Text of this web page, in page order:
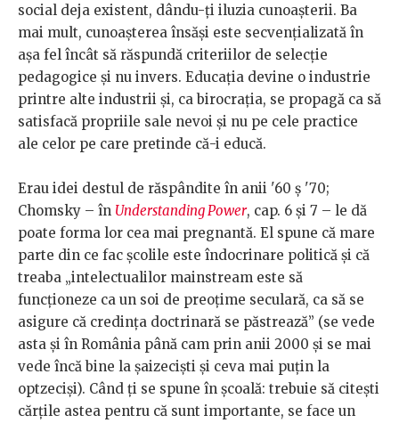
social deja existent, dându-ți iluzia cunoașterii. Ba
mai mult, cunoașterea însăși este secvențializată în
așa fel încât să răspundă criteriilor de selecție
pedagogice și nu invers. Educația devine o industrie
printre alte industrii și, ca birocrația, se propagă ca să
satisfacă propriile sale nevoi și nu pe cele practice
ale celor pe care pretinde că-i educă.
Erau idei destul de răspândite în anii '60 ș '70;
Chomsky – în Understanding Power, cap. 6 și 7 – le dă
poate forma lor cea mai pregnantă. El spune că mare
parte din ce fac școlile este îndocrinare politică și că
treaba „intelectualilor mainstream este să
funcționeze ca un soi de preoțime seculară, ca să se
asigure că credința doctrinară se păstrează” (se vede
asta și în România până cam prin anii 2000 și se mai
vede încă bine la șaizeciști și ceva mai puțin la
optzeciși). Când ți se spune în școală: trebuie să citești
cărțile astea pentru că sunt importante, se face un